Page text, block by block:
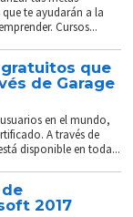
te ayudarán a la
Cursos...
que
de Garage
en el mundo,
A través de
disponible en toda...
2017